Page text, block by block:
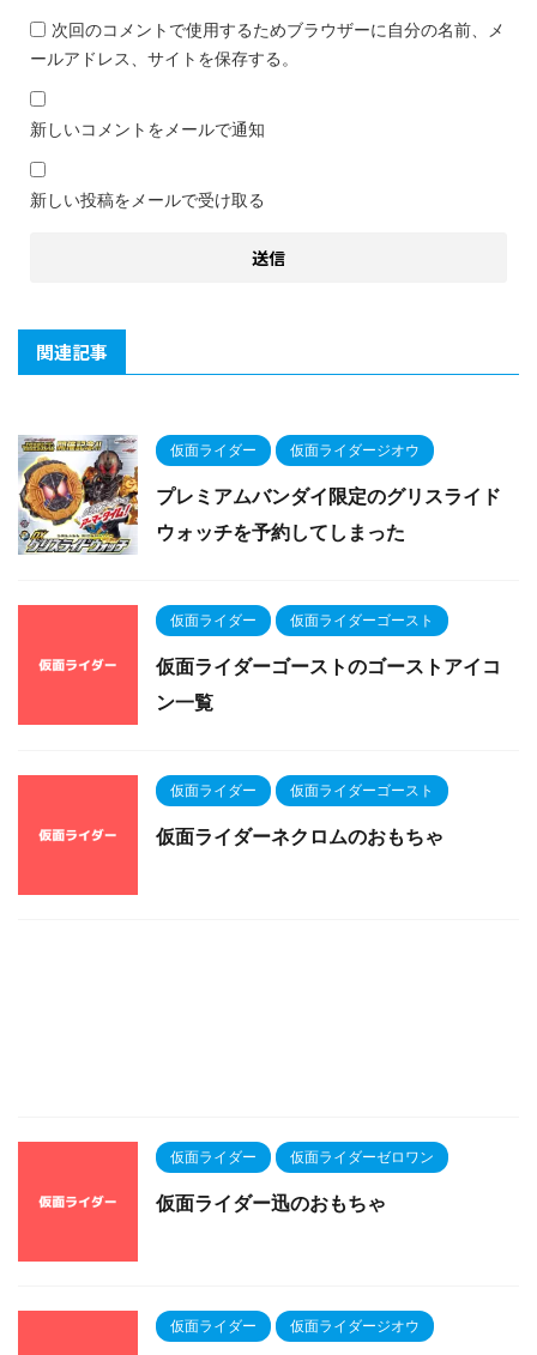
次回のコメントで使用するためブラウザーに自分の名前、メ
ールアドレス、サイトを保存する。
新しいコメントをメールで通知
新しい投稿をメールで受け取る
関連記事
仮面ライダー 仮面ライダージオウ
プレミアムバンダイ限定のグリスライド
ウォッチを予約してしまった
仮面ライダー 仮面ライダーゴースト
仮面ライダーゴーストのゴーストアイコ
ン一覧
仮面ライダー 仮面ライダーゴースト
仮面ライダーネクロムのおもちゃ
仮面ライダー 仮面ライダーゼロワン
仮面ライダー迅のおもちゃ
仮面ライダー 仮面ライダージオウ